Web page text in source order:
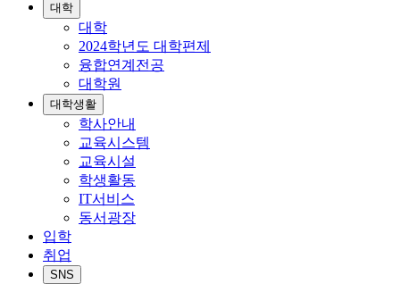
대학
대학
2024학년도 대학편제
융합연계전공
대학원
대학생활
학사안내
교육시스템
교육시설
학생활동
IT서비스
동서광장
입학
취업
SNS